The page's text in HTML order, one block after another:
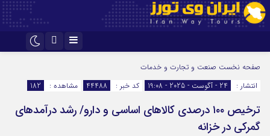
اینستاگرام
صفحه نخست صنعت و تجارت و خدمات
انتشار :
24 - آگوست - 2025 - 19:08 کد خبر : 44488 مشاهده : 182
ترخیص ۱۰۰ درصدی کالا‌های اساسی و دارو/ رشد درآمد‌های
گمرکی در خزانه